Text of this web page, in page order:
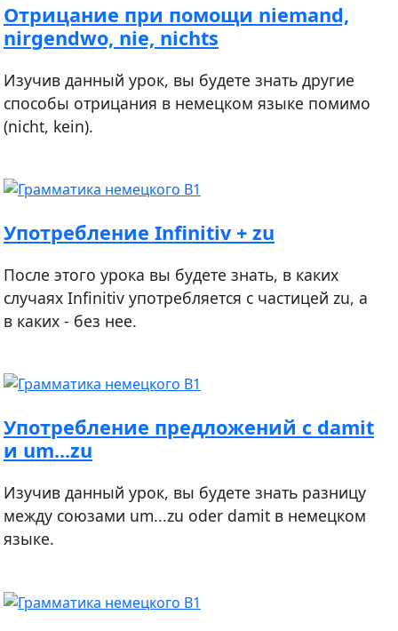
Отрицание при помощи niemand,
nirgendwo, nie, nichts
Изучив данный урок, вы будете знать другие
способы отрицания в немецком языке помимо
(nicht, kein).
Употребление Infinitiv + zu
После этого урока вы будете знать, в каких
случаях Infinitiv употребляется с частицей zu, а
в каких - без нее.
Употребление предложений с damit
и um...zu
Изучив данный урок, вы будете знать разницу
между союзами um...zu oder damit в немецком
языке.